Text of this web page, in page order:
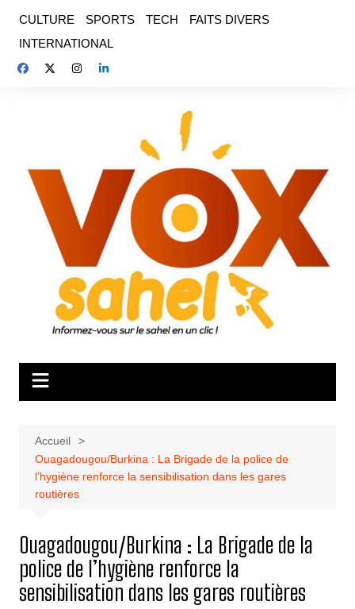
contenu
CULTURE SPORTS TECH
FAITS DIVERS
INTERNATIONAL
Accueil
Ouagadougou/Burkina : La Brigade de la police de
l’hygiène renforce la sensibilisation dans les gares
routières
Ouagadougou/Burkina : La Brigade de la
police de l’hygiène renforce la
sensibilisation dans les gares routières